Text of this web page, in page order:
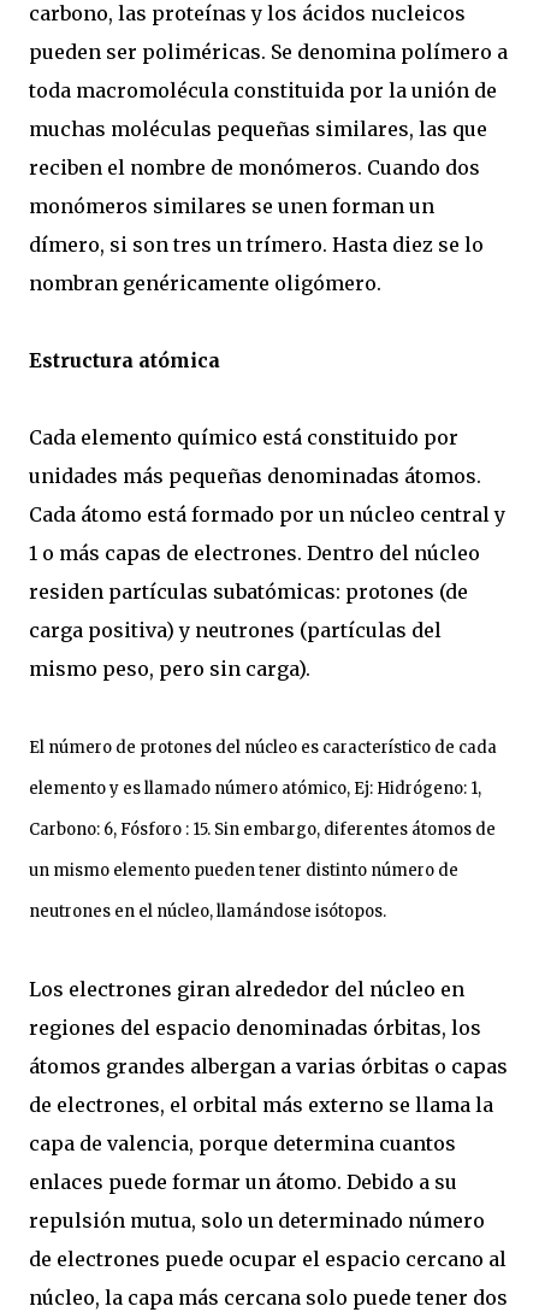
carbono, las proteínas y los ácidos nucleicos
pueden ser poliméricas. Se denomina polímero a
toda macromolécula constituida por la unión de
muchas moléculas pequeñas similares, las que
reciben el nombre de monómeros. Cuando dos
monómeros similares se unen forman un
dímero, si son tres un trímero. Hasta diez se lo
nombran genéricamente oligómero.
Estructura atómica
Cada elemento químico está constituido por
unidades más pequeñas denominadas átomos.
Cada átomo está formado por un núcleo central y
1 o más capas de electrones. Dentro del núcleo
residen partículas subatómicas: protones (de
carga positiva) y neutrones (partículas del
mismo peso, pero sin carga).
El número de protones del núcleo es característico de cada
elemento y es llamado número atómico, Ej: Hidrógeno: 1,
Carbono: 6, Fósforo : 15. Sin embargo, diferentes átomos de
un mismo elemento pueden tener distinto número de
neutrones en el núcleo, llamándose isótopos.
Los electrones giran alrededor del núcleo en
regiones del espacio denominadas órbitas, los
átomos grandes albergan a varias órbitas o capas
de electrones, el orbital más externo se llama la
capa de valencia, porque determina cuantos
enlaces puede formar un átomo. Debido a su
repulsión mutua, solo un determinado número
de electrones puede ocupar el espacio cercano al
núcleo, la capa más cercana solo puede tener dos